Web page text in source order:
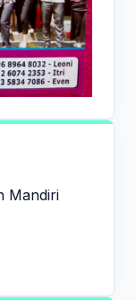
Mandiri